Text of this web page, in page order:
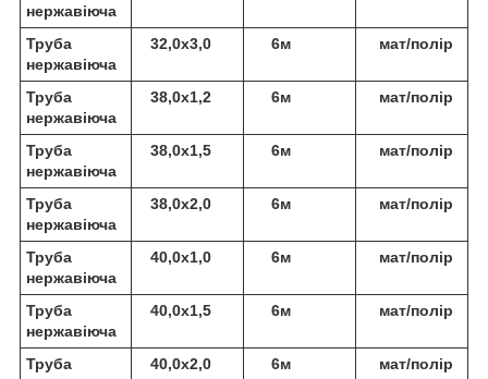
нержавіюча
Труба
нержавіюча
32,0х3,0 6м мат/полір
Труба
нержавіюча
38,0х1,2 6м мат/полір
Труба
нержавіюча
38,0х1,5 6м мат/полір
Труба
нержавіюча
38,0х2,0 6м мат/полір
Труба
нержавіюча
40,0х1,0 6м мат/полір
Труба
нержавіюча
40,0х1,5 6м мат/полір
Труба
40,0х2,0 6м мат/полір